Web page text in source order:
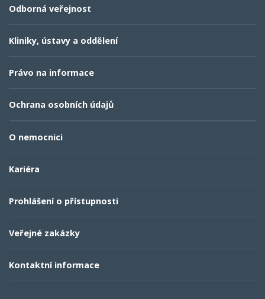
Odborná veřejnost
Kliniky, ústavy a oddělení
Právo na informace
Ochrana osobních údajů
O nemocnici
Kariéra
Prohlášení o přístupnosti
Veřejné zakázky
Kontaktní informace